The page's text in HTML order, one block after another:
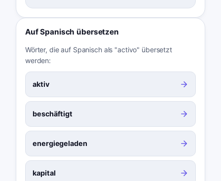
Auf Spanisch übersetzen
Wörter, die auf Spanisch als "activo" übersetzt
werden:
aktiv
beschäftigt
energiegeladen
kapital